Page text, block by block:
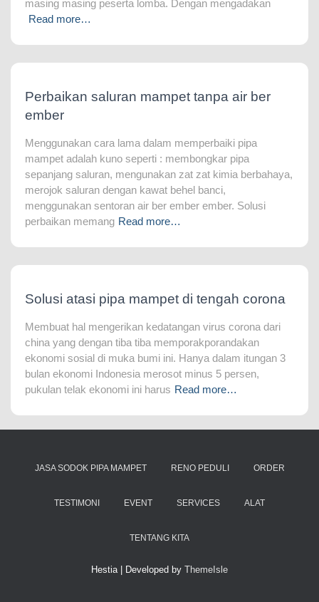
masing masing peserta lomba. Dengan mengadakan
Read more…
Perbaikan saluran mampet tanpa air ber
ember
Menggunakan cara lama dalam memperbaiki pipa
mampet adalah kuno seperti : membongkar pipa
sepanjang saluran, mengunakan zat zat kimia berbahaya,
merojok saluran dengan kawat behel banci,
menggunakan sentoran air ber ember ember. Solusi
perbaikan memang Read more…
Solusi atasi pipa mampet di tengah corona
Membuat hal mengerikan kedatangan virus corona dari
china yang dengan tiba tiba memporakporandakan
ekonomi sosial di muka bumi ini. Hanya dalam itungan 3
bulan ekonomi Indonesia merosot minus 5 persen,
pukulan telak ekonomi ini harus Read more…
JASA SODOK PIPA MAMPET RENO PEDULI ORDER
TESTIMONI EVENT SERVICES ALAT
TENTANG KITA
Hestia | Developed by ThemeIsle